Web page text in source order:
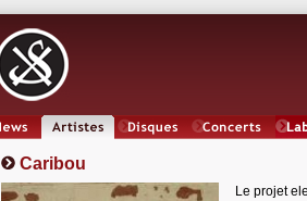
Caribou
Le projet